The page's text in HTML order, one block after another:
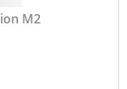
M2